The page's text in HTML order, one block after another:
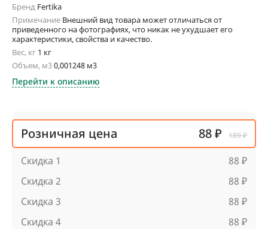
Бренд Fertika
Примечание Внешний вид товара может отличаться от
приведенного на фотографиях, что никак не ухудшает его
характеристики, свойства и качество.
Вес, кг 1 кг
Объем, м30,001248 м3
Перейти к описанию
Розничная цена 88 ₽ 189 ₽
Скидка 1
88 ₽
Скидка 2
88 ₽
Скидка 3
88 ₽
Скидка 4
88 ₽